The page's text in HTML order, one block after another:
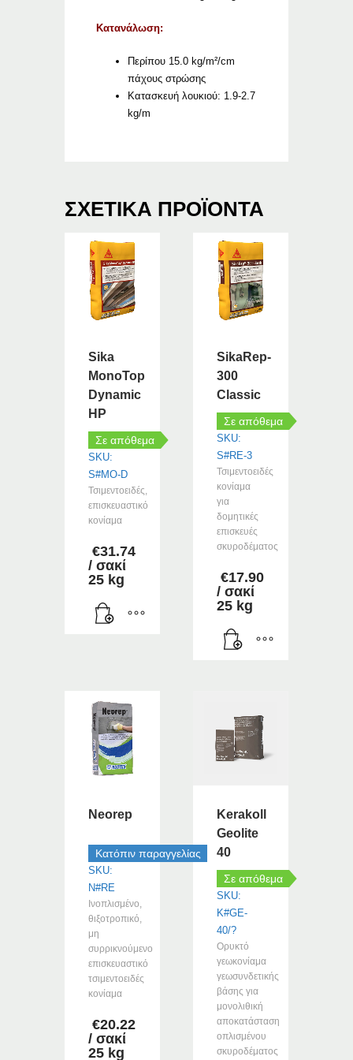
Κατανάλωση:
Περίπου 15.0 kg/m²/cm
πάχους στρώσης
Κατασκευή λουκιού: 1.9-2.7
kg/m
ΣΧΕΤΙΚΆ ΠΡΟΪΌΝΤΑ
Sika
MonoTop
Dynamic
HP
Σε απόθεμα
SKU:
S#MO-D
Τσιμεντοειδές,
επισκευαστικό
κονίαμα
€31.74
/ σακί
25 kg
SikaRep-
300
Classic
Σε απόθεμα
SKU:
S#RE-3
Τσιμεντοειδές
κονίαμα
για
δομητικές
επισκευές
σκυροδέματος
€17.90
/ σακί
25 kg
Neorep
Κατόπιν παραγγελίας
SKU:
N#RE
Ινοπλισμένο,
θιξοτροπικό,
μη
συρρικνούμενο
επισκευαστικό
τσιμεντοειδές
κονίαμα
€20.22
/ σακί
25 kg
Kerakoll
Geolite
40
Σε απόθεμα
SKU:
K#GE-
40/?
Ορυκτό
γεωκονίαμα
γεωσυνδετικής
βάσης για
μονολιθική
αποκατάσταση
οπλισμένου
σκυροδέματος